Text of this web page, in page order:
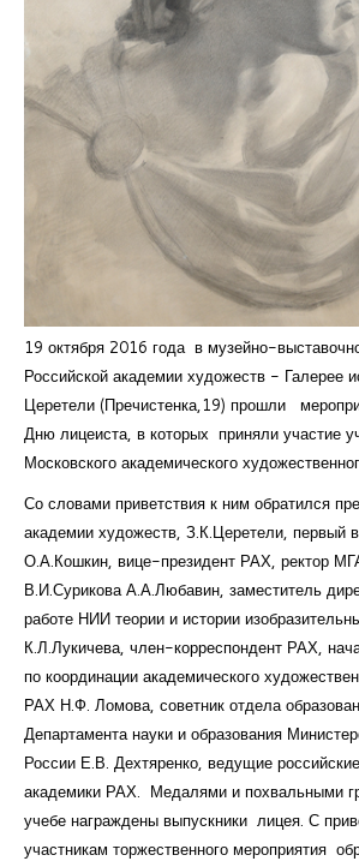
Курсы повышения квалификации
Центр непрерывного образования
Конкурсы
Творческий инкубатор
19 октября 2016 года в музейно-
Российской академии художеств - Галерее
Церетели (Пречистенка,19) прошли
Дню лицеиста, в которых приняли участие
Московского академического
Со словами приветствия к ним обратился
академии художеств, З.К.Церетели, первый
О.А.Кошкин, вице-президент РАХ, ректор
В.И.Сурикова А.А.Любавин, заместитель
работе НИИ теории и истории
К.Л.Лукичева, член-корреспондент РАХ,
по координации академического
РАХ Н.Ф. Ломова, советник отдела
Департамента науки и образования
России Е.В. Дехтяренко, ведущие
академики РАХ. Медалями и похвальными
учебе награждены выпускники лицея. С
участникам торжественного мероприятия